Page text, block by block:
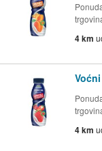
4 km
4 km